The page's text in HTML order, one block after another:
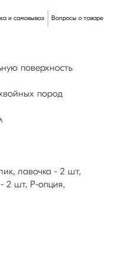
и самовывоз Вопросы о товаре
поверхность
пород
лавочка - 2 шт,
- 2 шт, Р-опция,